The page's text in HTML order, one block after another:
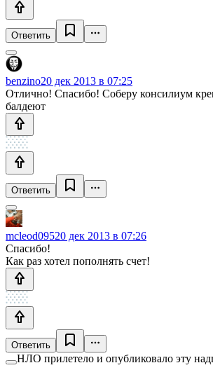
Ответить
benzino20 дек 2013 в 07:25
Отлично! Спасибо! Соберу консилиум
балдеют
Ответить
mcleod09520 дек 2013 в 07:26
Спасибо!
Как раз хотел пополнять счет!
Ответить
НЛО прилетело и опубликовало эту